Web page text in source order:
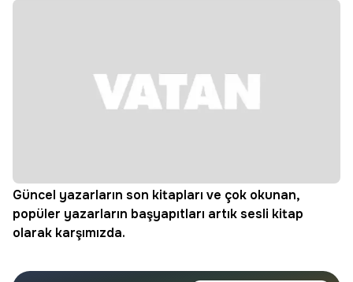
Güncel yazarların son kitapları ve çok okunan,
popüler yazarların başyapıtları artık sesli kitap
olarak karşımızda.